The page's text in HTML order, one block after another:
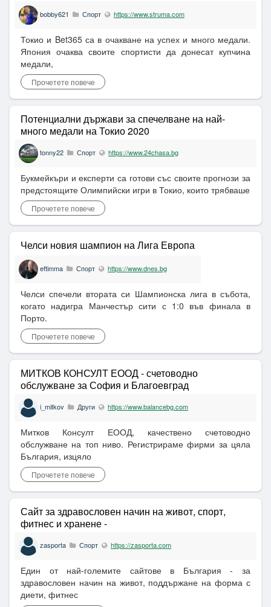
bobby621 Спорт https://www.struma.com
Токио и Bet365 са в очакване на успех и много медали.
Япония очаква своите спортисти да донесат купчина
медали,
Прочетете повече
Потенциални държави за спечелване на най-
много медали на Токио 2020
tonny22 Спорт https://www.24chasa.bg
Букмейкъри и експерти са готови със своите прогнози за
предстоящите Олимпийски игри в Токио, които трябваше
Прочетете повече
Челси новия шампион на Лига Европа
eftimma Спорт https://www.dnes.bg
Челси спечели втората си Шампионска лига в събота,
когато надигра Манчестър сити с 1:0 във финала в
Порто.
Прочетете повече
МИТКОВ КОНСУЛТ ЕООД - счетоводно
обслужване за София и Благоевград
i_mitkov Други https://www.balancebg.com
Митков Консулт ЕООД, качествено счетоводно
обслужване на топ ниво. Регистрираме фирми за цяла
България, изцяло
Прочетете повече
Сайт за здравословен начин на живот, спорт,
фитнес и хранене -
zasporta Спорт https://zasporta.com
Един от най-големите сайтове в България - за
здравословен начин на живот, поддържане на форма с
диети, фитнес